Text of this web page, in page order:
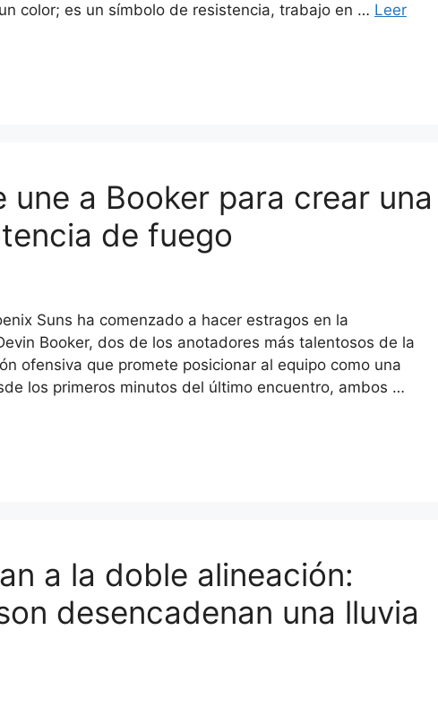
color; es un símbolo de resistencia, trabajo en … Leer
une a Booker para crear una
de fuego
Suns ha comenzado a hacer estragos en la
Booker, dos de los anotadores más talentosos de la
ofensiva que promete posicionar al equipo como una
los primeros minutos del último encuentro, ambos …
a la doble alineación:
desencadenan una lluvia